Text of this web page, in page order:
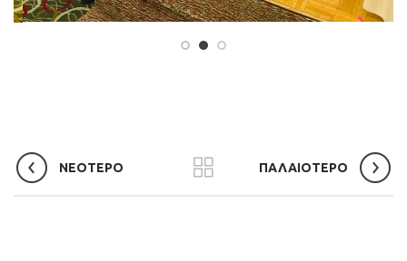
ΝΕΟΤΕΡΟ ΠΑΛΑΙΟΤΕΡΟ